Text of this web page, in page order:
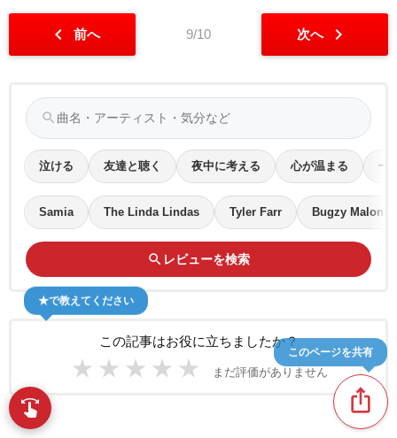
chevron_left 前へ 9/10 次へ chevron_right
search
泣ける 友達と聴く 夜中に考える 心が温まる 一
Samia The Linda Lindas Tyler Farr Bugzy Malone
search レビューを検索
この記事はお役に立ちましたか？
★ ★ ★ ★ ★ まだ評価がありません
★で教えてください
ios_share
このページを共有
swipe 指先で音楽をブラウズ